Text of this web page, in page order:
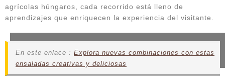
agrícolas húngaros, cada recorrido está lleno de
aprendizajes que enriquecen la experiencia del visitante.
En este enlace : Explora nuevas combinaciones con estas
ensaladas creativas y deliciosas